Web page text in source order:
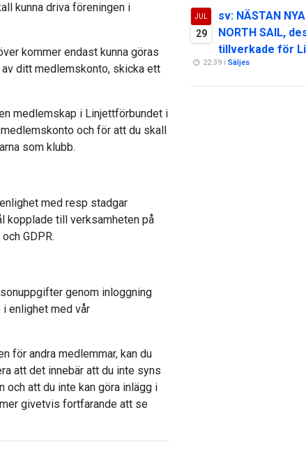
JUL
29
sv: NÄSTAN
NORTH SAIL,
tillverkade för
22:39 iSäljes
kunna driva föreningen i
kommer endast kunna göras
ditt medlemskonto, skicka ett
medlemskap i Linjettförbundet i
och för att du skall
som klubb.
med resp stadgar
kopplade till verksamheten på
GDPR.
genom inloggning
enlighet med vår
för andra medlemmar, kan du
att det innebär att du inte syns
och att du inte kan göra inlägg i
givetvis fortfarande att se